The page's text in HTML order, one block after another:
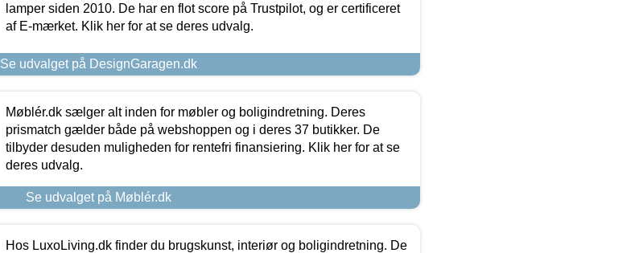
lamper siden 2010. De har en flot score på Trustpilot, og er certificeret
af E-mærket. Klik her for at se deres udvalg.
Se udvalget på DesignGaragen.dk
Møblér.dk sælger alt inden for møbler og boligindretning. Deres
prismatch gælder både på webshoppen og i deres 37 butikker. De
tilbyder desuden muligheden for rentefri finansiering. Klik her for at se
deres udvalg.
Se udvalget på Møblér.dk
Hos LuxoLiving.dk finder du brugskunst, interiør og boligindretning. De